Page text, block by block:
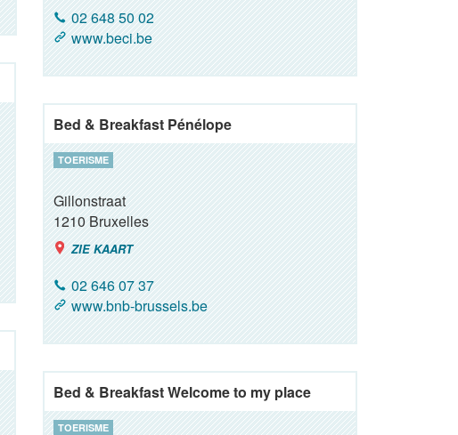
02 648 50 02
www.beci.be
Bed & Breakfast Pénélope
TOERISME
Gillonstraat
1210Bruxelles
ZIE KAART
02 646 07 37
www.bnb-brussels.be
Bed & Breakfast Welcome to my place
TOERISME